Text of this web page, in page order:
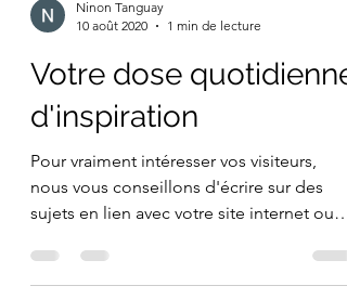
Ninon Tanguay
10 août 2020
1 min de lecture
Votre dose quotidienne
d'inspiration
Pour vraiment intéresser vos visiteurs,
nous vous conseillons d'écrire sur des